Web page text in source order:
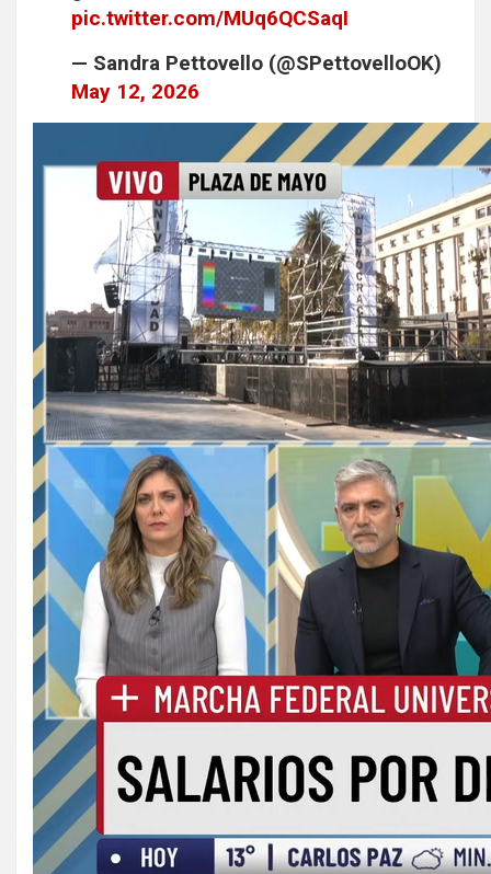
pic.twitter.com/MUq6QCSaqI
— Sandra Pettovello (@SPettovelloOK)
May 12, 2026